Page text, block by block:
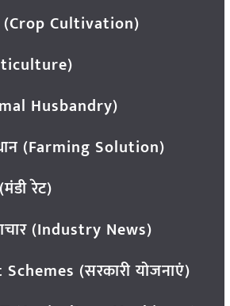
Cultivation)
Husbandry)
(Farming Solution)
रेट)
(Industry News)
(सरकारी योजनाएं)